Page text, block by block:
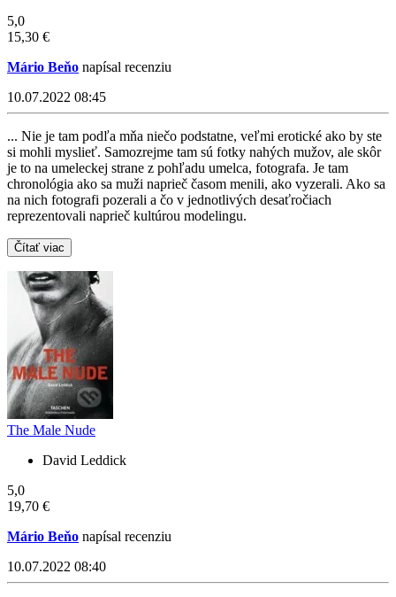
5,0
15,30 €
Mário Beňo napísal recenziu
10.07.2022 08:45
... Nie je tam podľa mňa niečo podstatne, veľmi erotické ako by ste
si mohli myslieť. Samozrejme tam sú fotky nahých mužov, ale skôr
je to na umeleckej strane z pohľadu umelca, fotografa. Je tam
chronológia ako sa muži naprieč časom menili, ako vyzerali. Ako sa
na nich fotografi pozerali a čo v jednotlivých desaťročiach
reprezentovali naprieč kultúrou modelingu.
Čítať viac
The Male Nude
David Leddick
5,0
19,70 €
Mário Beňo napísal recenziu
10.07.2022 08:40